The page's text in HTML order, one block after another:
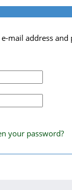
mail address
your password?